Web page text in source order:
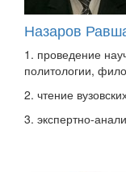
Назаров
1. проведение
политологии,
2. чтение
3. экспертно-